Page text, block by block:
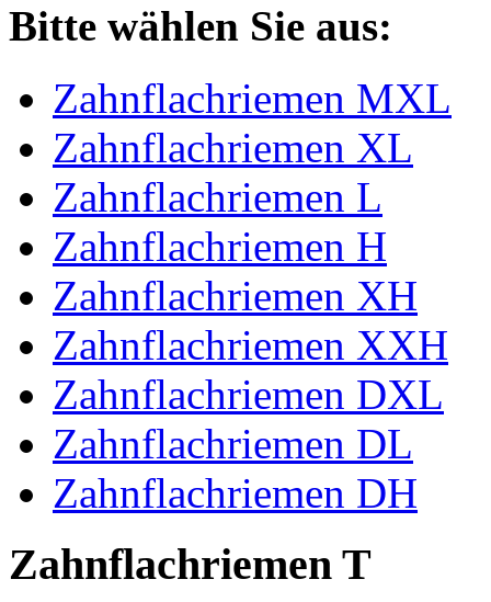
Bitte wählen Sie aus:
Zahnflachriemen MXL
Zahnflachriemen XL
Zahnflachriemen L
Zahnflachriemen H
Zahnflachriemen XH
Zahnflachriemen XXH
Zahnflachriemen DXL
Zahnflachriemen DL
Zahnflachriemen DH
Zahnflachriemen T